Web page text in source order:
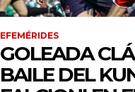
EFEMÉRIDES
GOLEADA
BAILE DEL